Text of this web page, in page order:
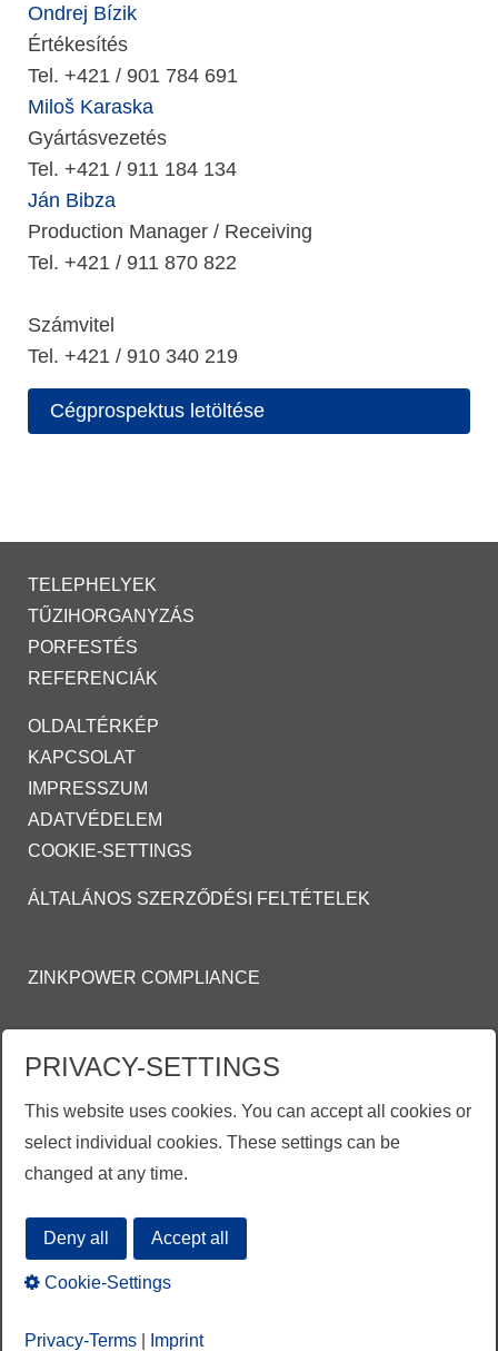
Ondrej Bízik
Értékesítés
Tel. +421 / 901 784 691
Miloš Karaska
Gyártásvezetés
Tel. +421 / 911 184 134
Ján Bibza
Production Manager / Receiving
Tel. +421 / 911 870 822
Számvitel
Tel. +421 / 910 340 219
Cégprospektus letöltése
TELEPHELYEK
TŰZIHORGANYZÁS
PORFESTÉS
REFERENCIÁK
OLDALTÉRKÉP
KAPCSOLAT
IMPRESSZUM
ADATVÉDELEM
COOKIE-SETTINGS
ÁLTALÁNOS SZERZŐDÉSI FELTÉTELEK
ZINKPOWER COMPLIANCE
HORGANYZOTT FELÜLETEKRE VONATKOZÓ
ÁLTALÁNOS
SZERZŐDÉSI FELTÉTELEI (ASZF)
MOSON@ZINKPOWER.COM
PRIVACY-SETTINGS
This website uses cookies. You can accept all cookies or
select individual cookies. These settings can be
changed at any time.
Deny all Accept all
Cookie-Settings
Privacy-Terms Imprint